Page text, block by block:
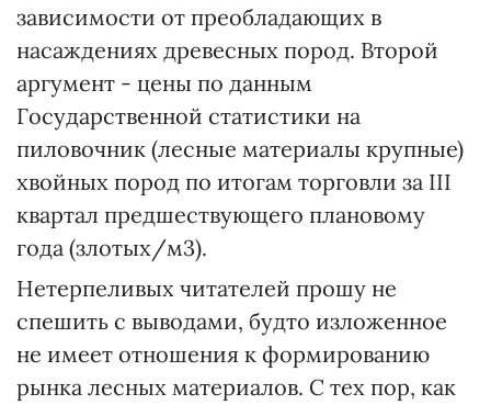
зависимости от преобладающих в
насаждениях древесных пород. Второй
аргумент - цены по данным
Государственной статистики на
пиловочник (лесные материалы крупные)
хвойных пород по итогам торговли за ІІІ
квартал предшествующего плановому
года (злотых/м3).
Нетерпеливых читателей прошу не
спешить с выводами, будто изложенное
не имеет отношения к формированию
рынка лесных материалов. С тех пор, как